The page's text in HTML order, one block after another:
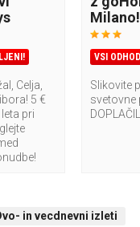
Celja,
5 €
pri
Milano!
VSI
Slikovite
svetovne
in vecdnevni izleti